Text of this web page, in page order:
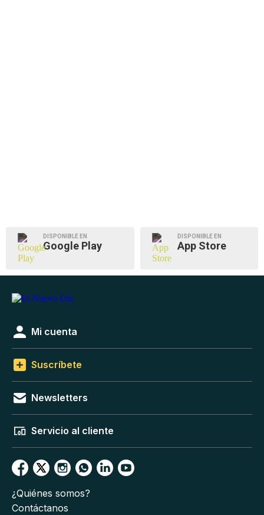
DISPONIBLE EN
Google Play
DISPONIBLE EN
App Store
Mi cuenta
Suscríbete
Newsletters
Servicio al cliente
¿Quiénes somos?
Contáctanos